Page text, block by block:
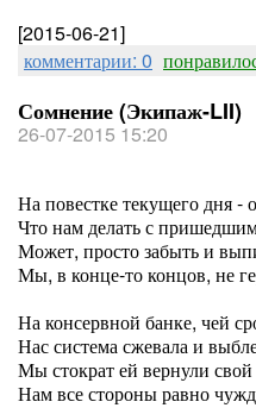
[2015-06-21]
комментарии: 0
Сомнение (Экипаж-LII)
26-07-2015 15:20
На повестке текущего дня -
Что нам делать с
Может, просто забыть и
Мы, в конце-то концов, не
На консервной банке, чей
Нас система сжевала и
Мы стократ ей вернули
Нам все стороны равно